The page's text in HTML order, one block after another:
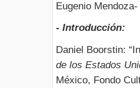
Eugenio
- Introducción:
Daniel Boorstin:
de los Estados
México, Fondo